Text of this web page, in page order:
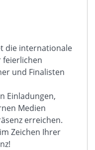
die internationale
feierlichen
und Finalisten
Einladungen,
Medien
erreichen.
Zeichen Ihrer